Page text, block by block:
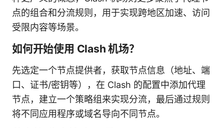
点的组合和分流规则，用于实现跨地区加速、访问
受限内容等场景。
如何开始使用 Clash 机场？
先选定一个节点提供者，获取节点信息（地址、端
口、证书/密钥等），在 Clash 的配置中添加代理
节点，建立一个策略组来实现分流，最后通过规则
将不同应用程序或域名导向不同节点。